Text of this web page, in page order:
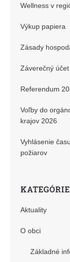
Wellness v
Výkup papiera
Zásady
Záverečný
Referendum
Voľby do
krajov 2026
Vyhlásenie
požiarov
KATEGÓRIE
Aktuality
O obci
Základné